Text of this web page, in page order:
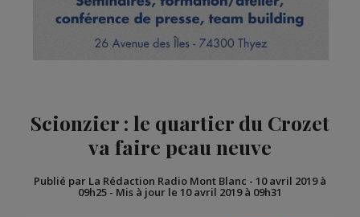
Scionzier : le quartier du Crozet
va faire peau neuve
Publié par La Rédaction Radio Mont Blanc - 10 avril 2019 à
09h25 - Mis à jour le 10 avril 2019 à 09h31